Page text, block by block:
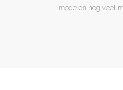
mode en nog veel